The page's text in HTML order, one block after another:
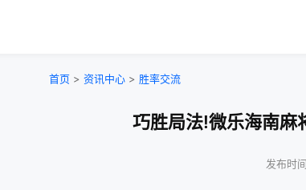
首页 > 资讯中心 > 胜率交流
巧胜局法!微乐海南麻
发布时